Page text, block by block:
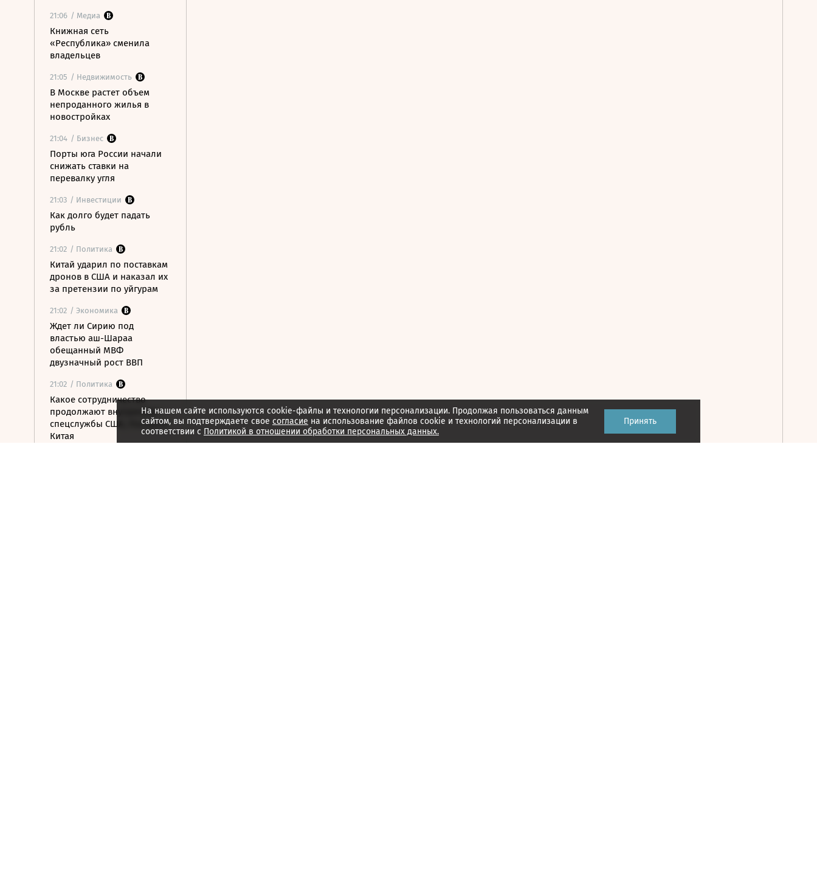
21:06 / Медиа
Книжная сеть
«Республика» сменила
владельцев
21:05 / Недвижимость
В Москве растет объем
непроданного жилья в
новостройках
21:04 / Бизнес
Порты юга России начали
снижать ставки на
перевалку угля
21:03 / Инвестиции
Как долго будет падать
рубль
21:02 / Политика
Китай ударил по поставкам
дронов в США и наказал их
за претензии по уйгурам
21:02 / Экономика
Ждет ли Сирию под
властью аш-Шараа
обещанный МВФ
двузначный рост ВВП
21:02 / Политика
Какое сотрудничество
продолжают внутренние
спецслужбы США, России и
Китая
На нашем сайте используются cookie-файлы и технологии персонализации. Продолжая пользоваться данным
сайтом, вы подтверждаете свое согласие на использование файлов cookie и технологий персонализации в
соответствии с Политикой в отношении обработки персональных данных.
Принять